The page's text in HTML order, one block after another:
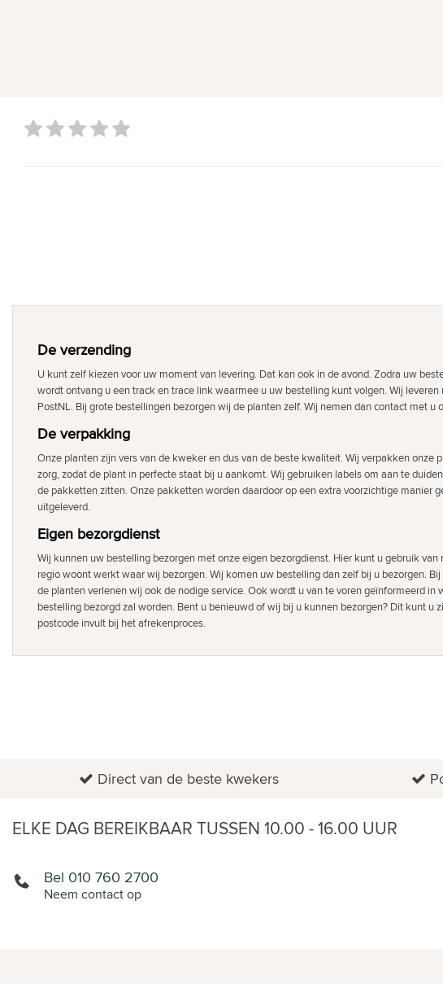
De verzending
U kunt zelf kiezen voor uw moment van levering. Dat kan ook in de avond. Zodra uw
wordt ontvang u een track en trace link waarmee u uw bestelling kunt volgen. Wij
PostNL. Bij grote bestellingen bezorgen wij de planten zelf. Wij nemen dan contact met u
De verpakking
Onze planten zijn vers van de kweker en dus van de beste kwaliteit. Wij verpakken onze
zorg, zodat de plant in perfecte staat bij u aankomt. Wij gebruiken labels om aan te
de pakketten zitten. Onze pakketten worden daardoor op een extra voorzichtige manier
uitgeleverd.
Eigen bezorgdienst
Wij kunnen uw bestelling bezorgen met onze eigen bezorgdienst. Hier kunt u gebruik van
regio woont werkt waar wij bezorgen. Wij komen uw bestelling dan zelf bij u bezorgen.
de planten verlenen wij ook de nodige service. Ook wordt u van te voren geïnformeerd in
bestelling bezorgd zal worden. Bent u benieuwd of wij bij u kunnen bezorgen? Dit kunt u
postcode invult bij het afrekenproces.
Direct van de beste kwekers
ELKE DAG BEREIKBAAR TUSSEN 10.00 - 16.00 UUR
Bel 010 760 2700
Neem contact op